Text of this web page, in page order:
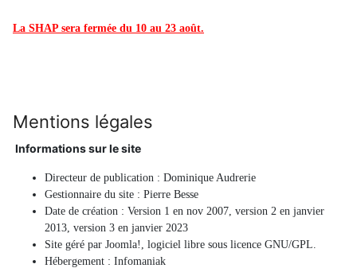
La SHAP sera fermée du 10 au 23 août.
Mentions légales
Informations sur le site
Directeur de publication : Dominique Audrerie
Gestionnaire du site : Pierre Besse
Date de création : Version 1 en nov 2007, version 2 en janvier
2013, version 3 en janvier 2023
Site géré par Joomla!, logiciel libre sous licence GNU/GPL.
Hébergement : Infomaniak